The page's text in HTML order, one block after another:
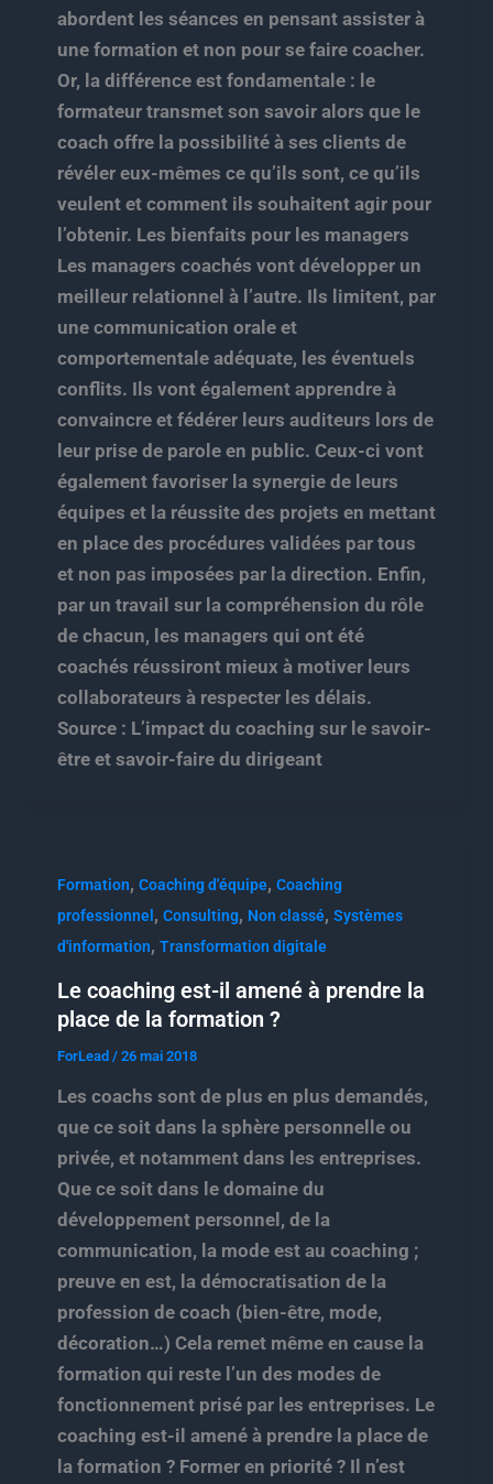
abordent les séances en pensant assister à
une formation et non pour se faire coacher.
Or, la différence est fondamentale : le
formateur transmet son savoir alors que le
coach offre la possibilité à ses clients de
révéler eux-mêmes ce qu’ils sont, ce qu’ils
veulent et comment ils souhaitent agir pour
l’obtenir. Les bienfaits pour les managers
Les managers coachés vont développer un
meilleur relationnel à l’autre. Ils limitent, par
une communication orale et
comportementale adéquate, les éventuels
conflits. Ils vont également apprendre à
convaincre et fédérer leurs auditeurs lors de
leur prise de parole en public. Ceux-ci vont
également favoriser la synergie de leurs
équipes et la réussite des projets en mettant
en place des procédures validées par tous
et non pas imposées par la direction. Enfin,
par un travail sur la compréhension du rôle
de chacun, les managers qui ont été
coachés réussiront mieux à motiver leurs
collaborateurs à respecter les délais.
Source : L’impact du coaching sur le savoir-
être et savoir-faire du dirigeant
Formation, Coaching d'équipe, Coaching
professionnel , Consulting, Non classé, Systèmes
d'information, Transformation digitale
Le coaching est-il amené à prendre la
place de la formation ?
ForLead / 26 mai 2018
Les coachs sont de plus en plus demandés,
que ce soit dans la sphère personnelle ou
privée, et notamment dans les entreprises.
Que ce soit dans le domaine du
développement personnel, de la
communication, la mode est au coaching ;
preuve en est, la démocratisation de la
profession de coach (bien-être, mode,
décoration…) Cela remet même en cause la
formation qui reste l’un des modes de
fonctionnement prisé par les entreprises. Le
coaching est-il amené à prendre la place de
la formation ? Former en priorité ? Il n’est